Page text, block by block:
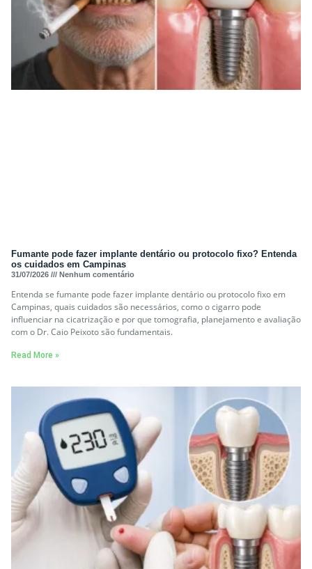
Fumante pode fazer implante dentário ou protocolo fixo? Entenda
os cuidados em Campinas
31/07/2026 Nenhum comentário
Entenda se fumante pode fazer implante dentário ou protocolo fixo em
Campinas, quais cuidados são necessários, como o cigarro pode
influenciar na cicatrização e por que tomografia, planejamento e avaliação
com o Dr. Caio Peixoto são fundamentais.
Read More »